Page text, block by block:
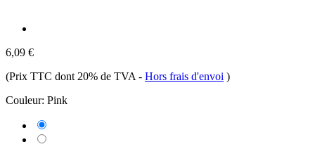
6,09 €
(Prix TTC dont 20% de TVA - Hors frais d'envoi )
Couleur: Pink